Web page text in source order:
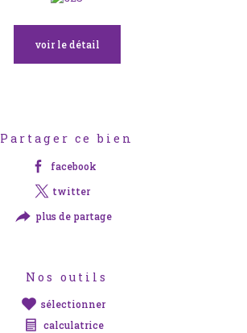
voir le détail
Partager ce bien
facebook
twitter
plus de partage
Nos outils
sélectionner
calculatrice